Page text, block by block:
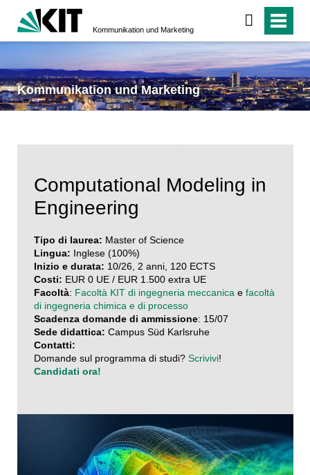
Kommunikation und Marketing
Kommunikation und Marketing
Computational Modeling in
Engineering
Tipo di laurea: Master of Science
Lingua: Inglese (100%)
Inizio e durata: 10/26, 2 anni, 120 ECTS
Costi: EUR 0 UE / EUR 1.500 extra UE
Facoltà: Facoltà KIT di ingegneria meccanica e facoltà
di ingegneria chimica e di processo
Scadenza domande di ammissione: 15/07
Sede didattica: Campus Süd Karlsruhe
Contatti:
Domande sul programma di studi? Scrivivi!
Candidati ora!